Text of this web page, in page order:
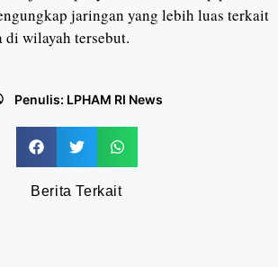
jaringan yang lebih luas terkait
di wilayah tersebut.
Penulis: LPHAM RI News
Berita Terkait